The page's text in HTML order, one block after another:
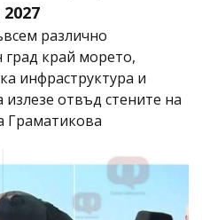
различно
край морето,
инфраструктура и
отвъд стените на
Граматикова